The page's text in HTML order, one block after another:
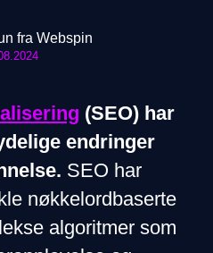
fra Webspin
(SEO) har
endringer
SEO har
nøkkelordbaserte
algoritmer som